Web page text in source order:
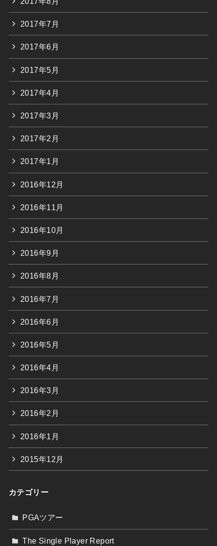
2017年7月
2017年6月
2017年5月
2017年4月
2017年3月
2017年2月
2017年1月
2016年12月
2016年11月
2016年10月
2016年9月
2016年8月
2016年7月
2016年6月
2016年5月
2016年4月
2016年3月
2016年2月
2016年1月
2015年12月
カテゴリー
PGAツアー
The Single Player Report